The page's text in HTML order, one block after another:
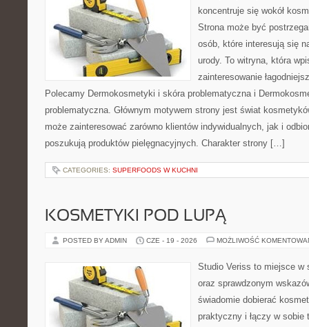
koncentruje się wokół
Strona może być
osób, które interesują się
urody. To witryna, która
zainteresowanie
Polecamy Dermokosmetyki i skóra problematyczna i
problematyczna. Głównym motywem strony jest świat
może zainteresować zarówno klientów indywidualnych, jak i
poszukują produktów pielęgnacyjnych. Charakter strony […]
CATEGORIES: SUPERFOODS W KUCHNI
KOSMETYKI POD LUPĄ
POSTED BY ADMIN CZE - 19 - 2026 MOŻLIWOŚĆ
Studio Veriss to miejsce w
oraz sprawdzonym
świadomie dobierać
praktyczny i łączy w sobie